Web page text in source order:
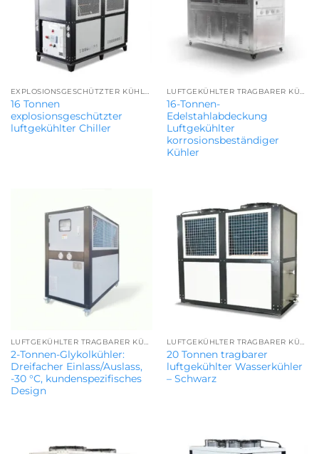
EXPLOSIONSGESCHÜTZTER KÜHLER
16 Tonnen
explosionsgeschützter
luftgekühlter Chiller
LUFTGEKÜHLTER TRAGBARER KÜHLER
16-Tonnen-
Edelstahlabdeckung
Luftgekühlter
korrosionsbeständiger
Kühler
LUFTGEKÜHLTER TRAGBARER KÜHLER
2-Tonnen-Glykolkühler:
Dreifacher Einlass/Auslass,
-30 °C, kundenspezifisches
Design
LUFTGEKÜHLTER TRAGBARER KÜHLER
20 Tonnen tragbarer
luftgekühlter Wasserkühler
– Schwarz